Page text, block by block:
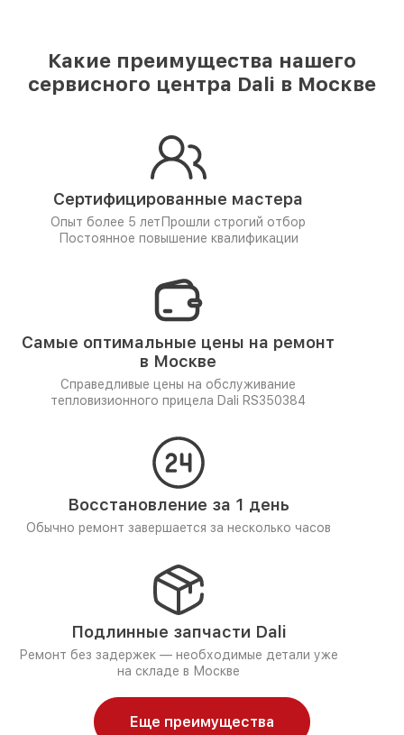
Какие преимущества нашего
сервисного центра Dali в Москве
Сертифицированные мастера
Опыт более 5 лет Прошли строгий отбор
Постоянное повышение квалификации
Самые оптимальные цены на ремонт
в Москве
Справедливые цены на обслуживание
тепловизионного прицела Dali RS350384
Восстановление за 1 день
Обычно ремонт завершается за несколько часов
Подлинные запчасти Dali
Ремонт без задержек — необходимые детали уже
на складе в Москве
Еще преимущества